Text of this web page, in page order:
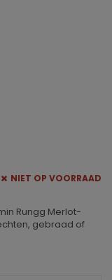
NIET OP VOORRAAD
Rungg Merlot-
gebraad of